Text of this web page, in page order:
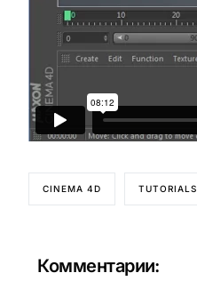
CINEMA 4D TUTORIALS
Комментарии: